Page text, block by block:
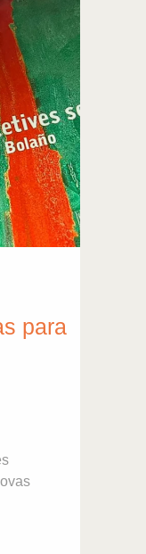
para